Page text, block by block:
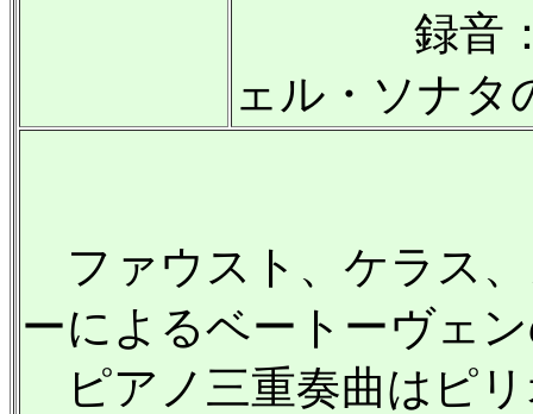
録音：
ェル・ソナタ
ファウスト、ケラス
ーによるベートーヴェ
ピアノ三重奏曲はピ